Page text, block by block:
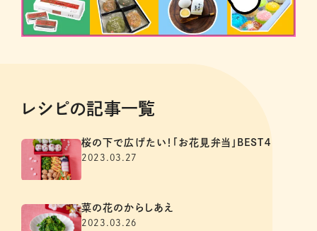
レシピの記事一覧
桜の下で広げたい！「お花見弁当」BEST４
2023.03.27
菜の花のからしあえ
2023.03.26